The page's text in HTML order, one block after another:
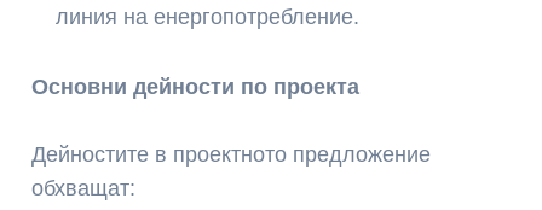
линия на енергопотребление.
Основни дейности по проекта
Дейностите в проектното предложение
обхващат: